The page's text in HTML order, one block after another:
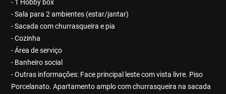
- 1 Hobby box
- Sala para 2 ambientes (estar/jantar)
- Sacada com churrasqueira e pia
- Cozinha
- Área de serviço
- Banheiro social
- Outras informações: Face principal leste com vista livre. Piso
Porcelanato. Apartamento amplo com churrasqueira na sacada